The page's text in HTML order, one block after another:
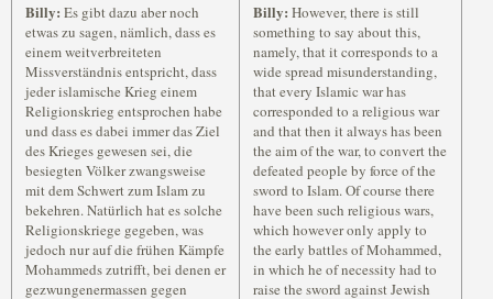
Billy: Es gibt dazu aber noch
etwas zu sagen, nämlich, dass es
einem weitverbreiteten
Missverständnis entspricht, dass
jeder islamische Krieg einem
Religionskrieg entsprochen habe
und dass es dabei immer das Ziel
des Krieges gewesen sei, die
besiegten Völker zwangsweise
mit dem Schwert zum Islam zu
bekehren. Natürlich hat es solche
Religionskriege gegeben, was
jedoch nur auf die frühen Kämpfe
Mohammeds zutrifft, bei denen er
gezwungenermassen gegen
Billy: However, there is still
something to say about this,
namely, that it corresponds to a
wide spread misunderstanding,
that every Islamic war has
corresponded to a religious war
and that then it always has been
the aim of the war, to convert the
defeated people by force of the
sword to Islam. Of course there
have been such religious wars,
which however only apply to
the early battles of Mohammed,
in which he of necessity had to
raise the sword against Jewish